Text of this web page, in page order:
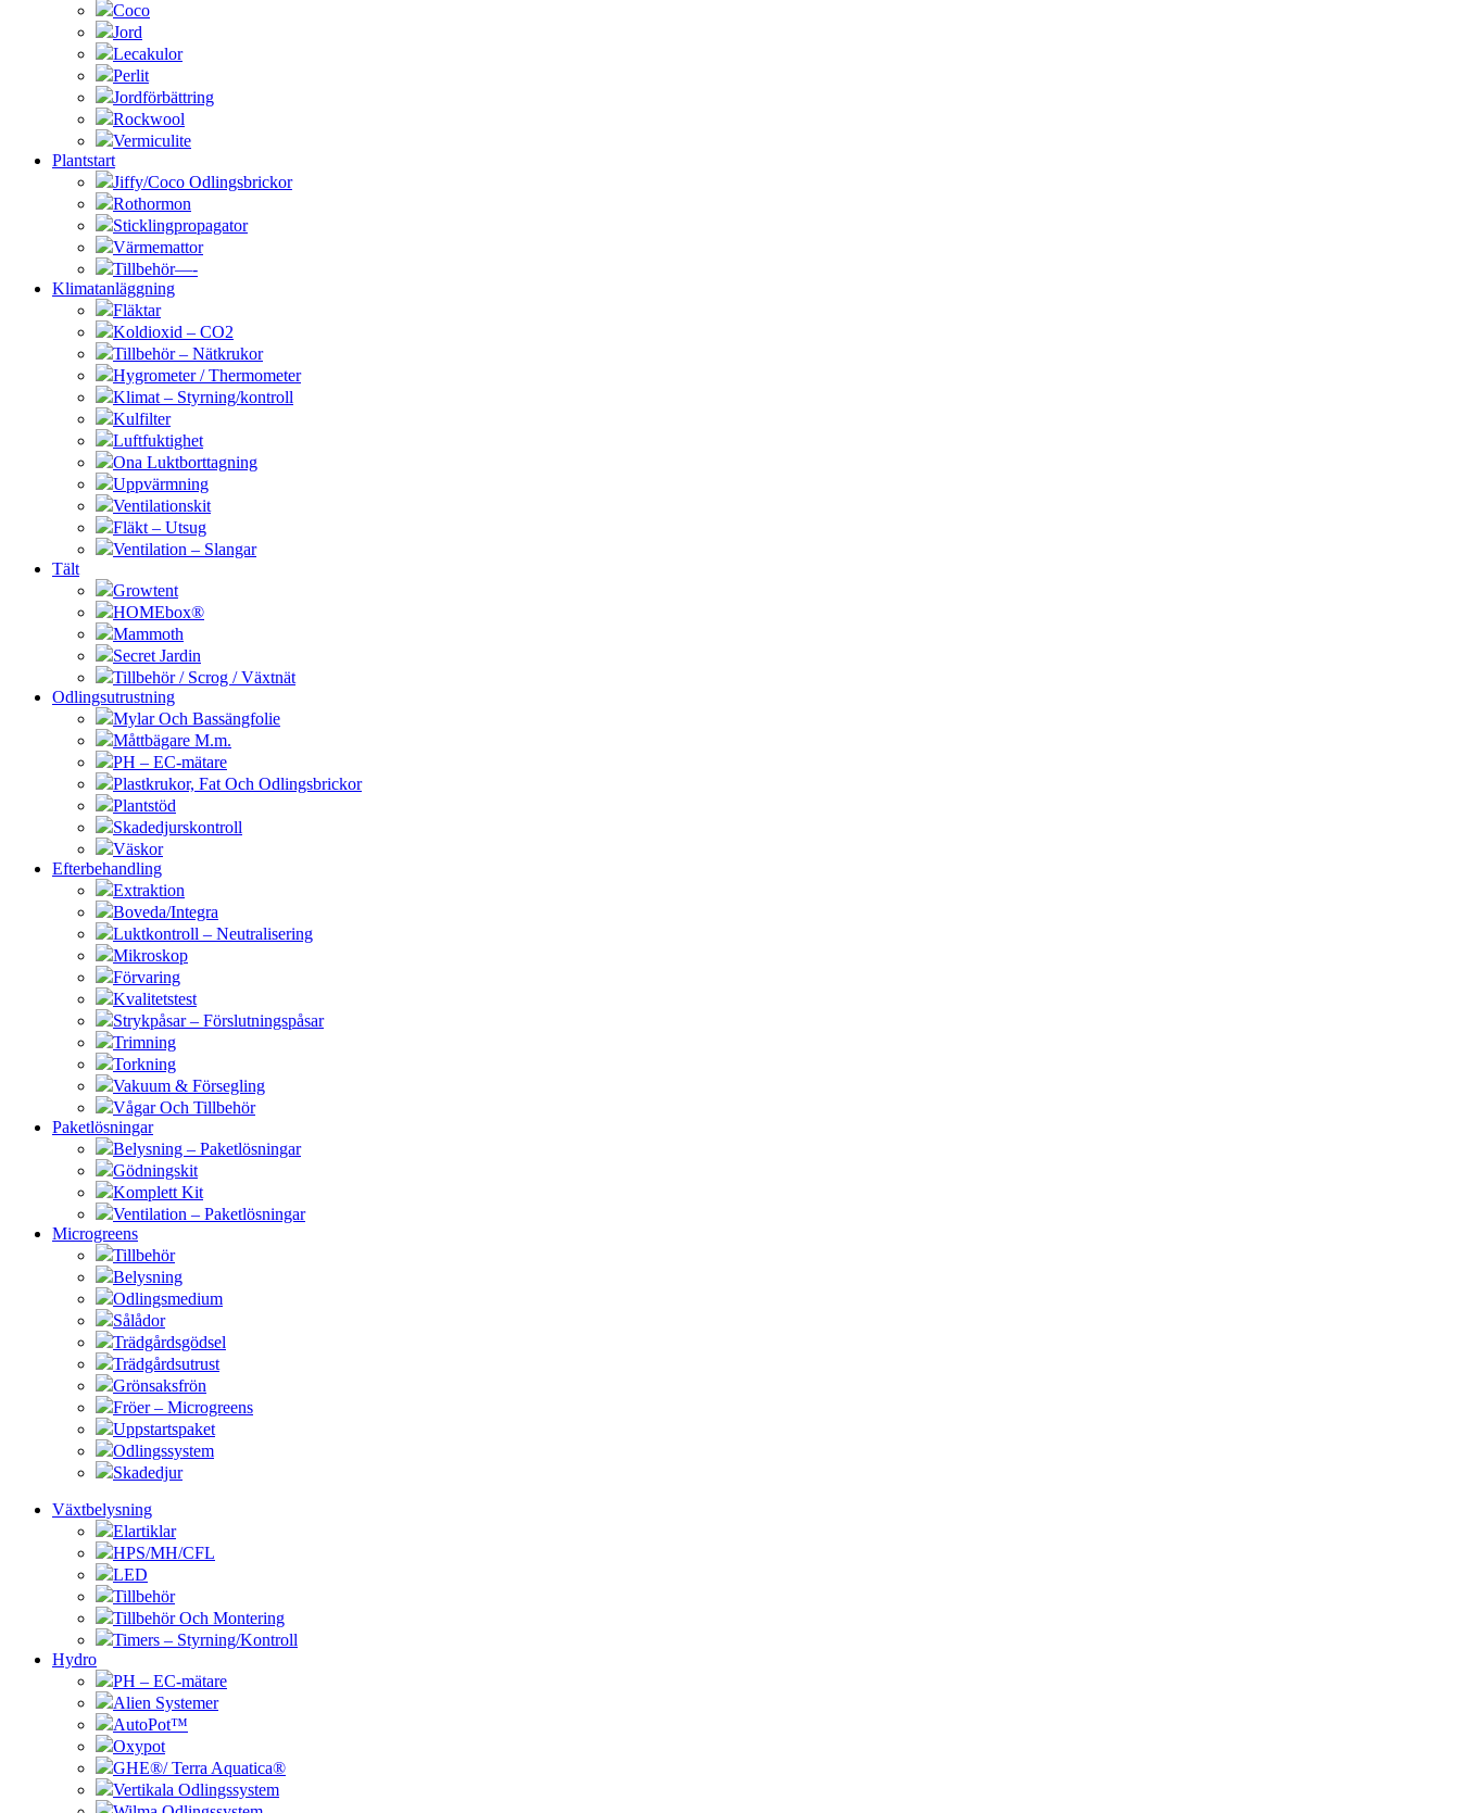
Coco
Jord
Lecakulor
Perlit
Jordförbättring
Rockwool
Vermiculite
Plantstart
Jiffy/Coco Odlingsbrickor
Rothormon
Sticklingpropagator
Värmemattor
Tillbehör—-
Klimatanläggning
Fläktar
Koldioxid – CO2
Tillbehör – Nätkrukor
Hygrometer / Thermometer
Klimat – Styrning/kontroll
Kulfilter
Luftfuktighet
Ona Luktborttagning
Uppvärmning
Ventilationskit
Fläkt – Utsug
Ventilation – Slangar
Tält
Growtent
HOMEbox®
Mammoth
Secret Jardin
Tillbehör / Scrog / Växtnät
Odlingsutrustning
Mylar Och Bassängfolie
Måttbägare M.m.
PH – EC-mätare
Plastkrukor, Fat Och Odlingsbrickor
Plantstöd
Skadedjurskontroll
Väskor
Efterbehandling
Extraktion
Boveda/Integra
Luktkontroll – Neutralisering
Mikroskop
Förvaring
Kvalitetstest
Strykpåsar – Förslutningspåsar
Trimning
Torkning
Vakuum & Försegling
Vågar Och Tillbehör
Paketlösningar
Belysning – Paketlösningar
Gödningskit
Komplett Kit
Ventilation – Paketlösningar
Microgreens
Tillbehör
Belysning
Odlingsmedium
Sålådor
Trädgårdsgödsel
Trädgårdsutrust
Grönsaksfrön
Fröer – Microgreens
Uppstartspaket
Odlingssystem
Skadedjur
Växtbelysning
Elartiklar
HPS/MH/CFL
LED
Tillbehör
Tillbehör Och Montering
Timers – Styrning/Kontroll
Hydro
PH – EC-mätare
Alien Systemer
AutoPot™
Oxypot
GHE®/ Terra Aquatica®
Vertikala Odlingssystem